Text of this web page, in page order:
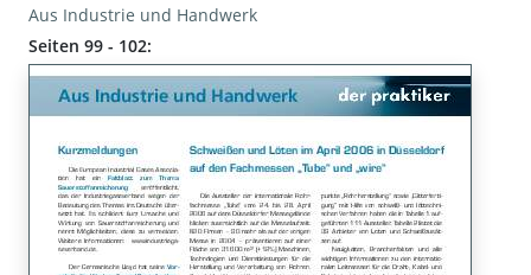
Aus Industrie und Handwerk
Seiten 99 - 102: